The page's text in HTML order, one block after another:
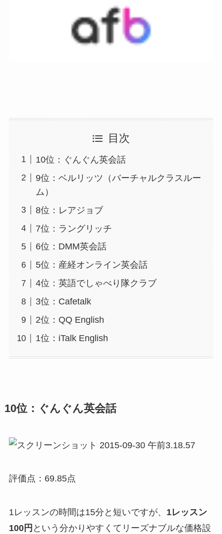
目次
10位：ぐんぐん英会話
9位：ベルリッツ（バーチャルクラスルー
ム）
8位：レアジョブ
7位：ラングリッチ
6位：DMM英会話
5位：産経オンライン英会話
4位：英語でしゃべり隊クラブ
3位：Cafetalk
2位：QQ English
1位：iTalk English
10位：ぐんぐん英会話
評価点：69.85点
1レッスンの時間は15分と短いですが、 1レッスン
100円 という分かりやすくてリーズナブルな価格設